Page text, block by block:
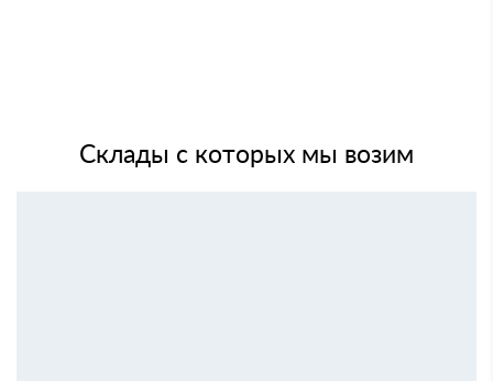
Склады с которых мы возим